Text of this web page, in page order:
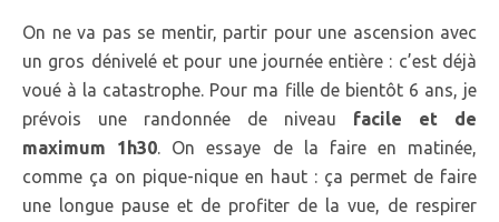
On ne va pas se mentir, partir pour une ascension avec
un gros dénivelé et pour une journée entière : c’est déjà
voué à la catastrophe. Pour ma fille de bientôt 6 ans, je
prévois une randonnée de niveau facile et de
maximum 1h30. On essaye de la faire en matinée,
comme ça on pique-nique en haut : ça permet de faire
une longue pause et de profiter de la vue, de respirer